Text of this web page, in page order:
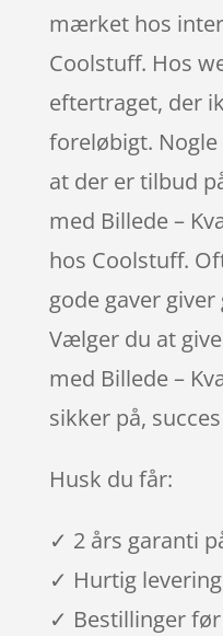
mærket hos
Coolstuff. Hos
eftertraget, der
foreløbigt. Nogle
at der er tilbud
med Billede –
hos Coolstuff.
gode gaver
Vælger du at
med Billede –
sikker på,
Husk du får:
✓ 2 års garanti
✓ Hurtig
✓ Bestillinger